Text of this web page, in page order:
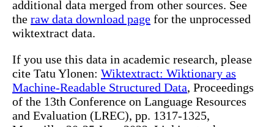
additional data merged from other sources. See
the raw data download page for the unprocessed
wiktextract data.
If you use this data in academic research, please
cite Tatu Ylonen: Wiktextract: Wiktionary as
Machine-Readable Structured Data, Proceedings
of the 13th Conference on Language Resources
and Evaluation (LREC), pp. 1317-1325,